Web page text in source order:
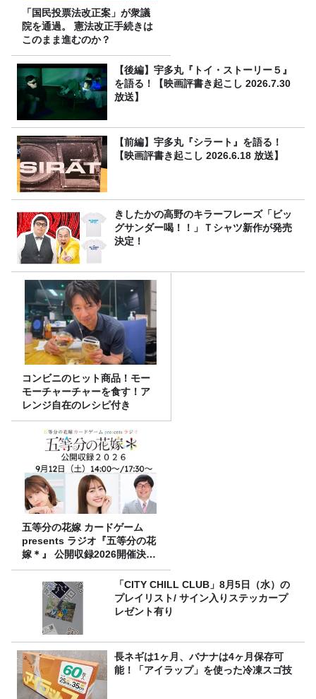
「国民投票法改正案」が衆議
院を通過。 憲法改正手続きは
このまま進むのか？
【後編】宇多丸『トイ・ストーリー５』
を語る！【映画評書き起こし 2026.7.30
放送】
【前編】宇多丸『シラート』を語る！
【映画評書き起こし 2026.6.18 放送】
きしたかの高野のキラーフレーズ「ビッ
グサンダー喝！！」Ｔシャツ新作が発売
決定！
コンビニのヒット商品！モー
モーチャーチャーを食す！ア
レンジ自在のレシピ付き
五等分の花嫁 カードゲーム
presents ラジオ『五等分の花
嫁＊』 公開収録2026開催決
定！
「CITY CHILL CLUB」8月5日（水）の
プレイリスト/ サイン入りステッカープ
レゼント有り
長ネギは1ヶ月、バナナは4ヶ月保存可
能！「アイラップ」を使った冷凍スゴ技